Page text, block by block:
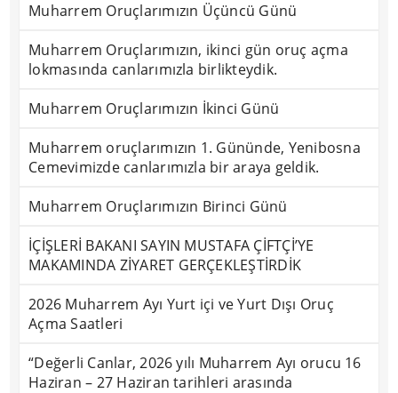
Muharrem Oruçlarımızın Üçüncü Günü
Muharrem Oruçlarımızın, ikinci gün oruç açma
lokmasında canlarımızla birlikteydik.
Muharrem Oruçlarımızın İkinci Günü
Muharrem oruçlarımızın 1. Gününde, Yenibosna
Cemevimizde canlarımızla bir araya geldik.
Muharrem Oruçlarımızın Birinci Günü
İÇİŞLERİ BAKANI SAYIN MUSTAFA ÇİFTÇİ’YE
MAKAMINDA ZİYARET GERÇEKLEŞTİRDİK
2026 Muharrem Ayı Yurt içi ve Yurt Dışı Oruç
Açma Saatleri
“Değerli Canlar, 2026 yılı Muharrem Ayı orucu 16
Haziran – 27 Haziran tarihleri arasında